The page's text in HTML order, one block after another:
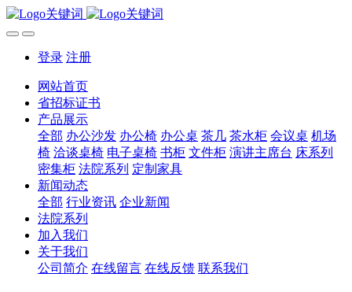
登录 注册
网站首页
省招标证书
产品展示
全部 办公沙发 办公椅 办公桌 茶几 茶水柜 会议桌 机场
椅 洽谈桌椅 电子桌椅 书柜 文件柜 演讲主席台 床系列
密集柜 法院系列 定制家具
新闻动态
全部 行业资讯 企业新闻
法院系列
加入我们
关于我们
公司简介 在线留言 在线反馈 联系我们